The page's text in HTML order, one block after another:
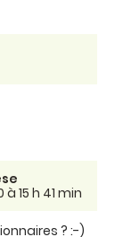
15 h 41 min
? :-)